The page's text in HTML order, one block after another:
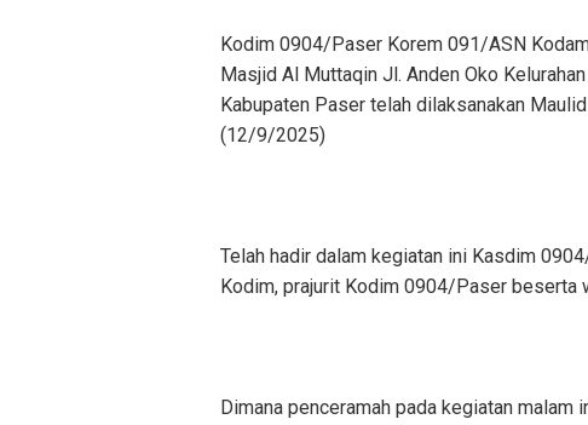
Kodim 0904/Paser Korem 091/ASN
Masjid Al Muttaqin Jl. Anden Oko
Kabupaten Paser telah dilaksanakan
(12/9/2025)
Telah hadir dalam kegiatan ini Kasdim
Kodim, prajurit Kodim 0904/Paser beserta
Dimana penceramah pada kegiatan malam